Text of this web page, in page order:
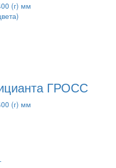
(г) мм
ГРОСС
(г) мм